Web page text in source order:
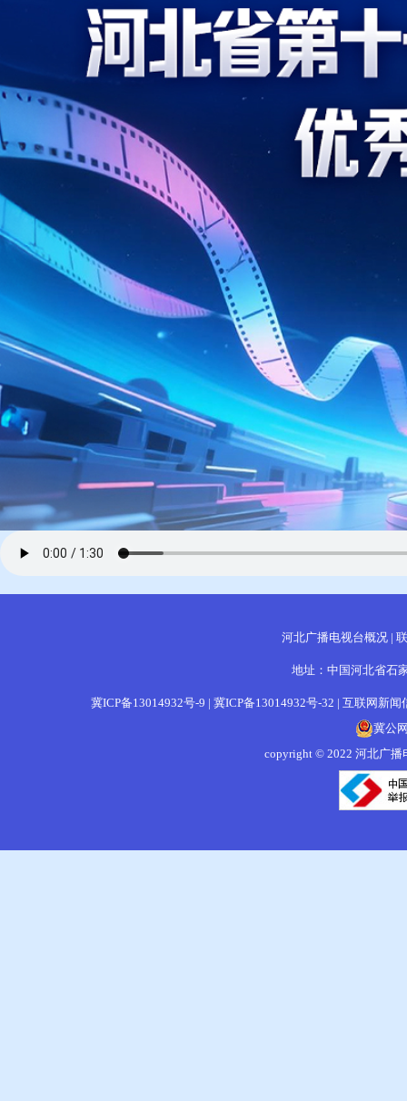
河北广播电视台概况|
地址：中国河北省石
冀ICP备13014932号-9 | 冀ICP备13014932号-32 | 互联网新闻
冀公
copyright © 2022 河北广